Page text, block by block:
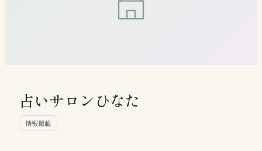
占いサロンひなた
情報掲載